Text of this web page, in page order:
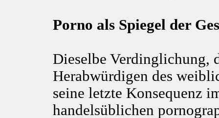
Porno als Spiegel der
Dieselbe Verdinglichung,
Herabwürdigen des
seine letzte Konsequenz
handelsüblichen